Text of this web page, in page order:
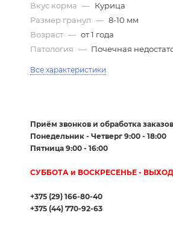
Вкус корма — Курица
Размер гранул — 8-10 мм
Возраст — от 1 года
Патология — Почечная
Все характеристики
Приём звонков и обработка
Понедельник - Четверг 9:00 - 18:00
Пятница 9:00 - 16:00
СУББОТА и ВОСКРЕСЕНЬЕ -
+375 (29) 166-80-40
+375 (44) 770-92-63